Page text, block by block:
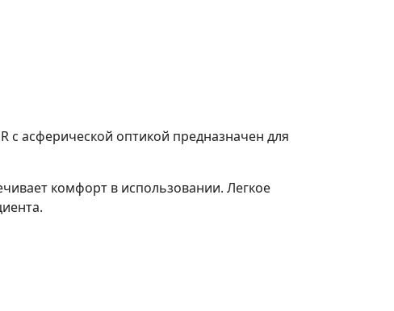
c асферической оптикой предназначен для
комфорт в использовании. Легкое